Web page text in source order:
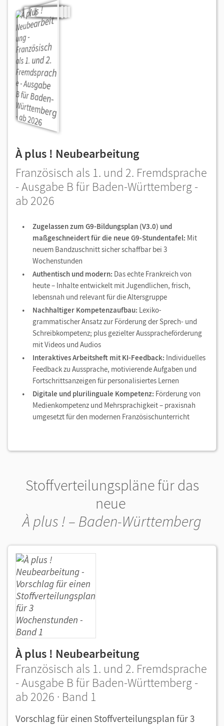
À plus ! Neubearbeitung
Französisch als 1. und 2. Fremdsprache
- Ausgabe B für Baden-Württemberg -
ab 2026
Zugelassen zum G9-Bildungsplan (V3.0) und
maßgeschneidert für die neue G9-Stundentafel: Mit
neuem Bandzuschnitt sicher schaffbar bei 3
Wochenstunden
Authentisch und modern: Das echte Frankreich von
heute – Inhalte entwickelt mit Jugendlichen, frisch,
lebensnah und relevant für die Altersgruppe
Nachhaltiger Kompetenzaufbau: Lexiko-
grammatischer Ansatz zur Förderung der Sprech- und
Schreibkompetenz; plus gezielter Ausspracheförderung
mit Videos und Audios
Interaktives Arbeitsheft mit KI-Feedback: Individuelles
Feedback zu Aussprache, motivierende Aufgaben und
Fortschrittsanzeigen für personalisiertes Lernen
Digitale und plurilinguale Kompetenz: Förderung von
Medienkompetenz und Mehrsprachigkeit – praxisnah
umgesetzt für den modernen Französischunterricht
Stoffverteilungspläne für das
neue
À plus ! – Baden-Württemberg
À plus ! Neubearbeitung
Französisch als 1. und 2. Fremdsprache
- Ausgabe B für Baden-Württemberg -
ab 2026 · Band 1
Vorschlag für einen Stoffverteilungsplan für 3